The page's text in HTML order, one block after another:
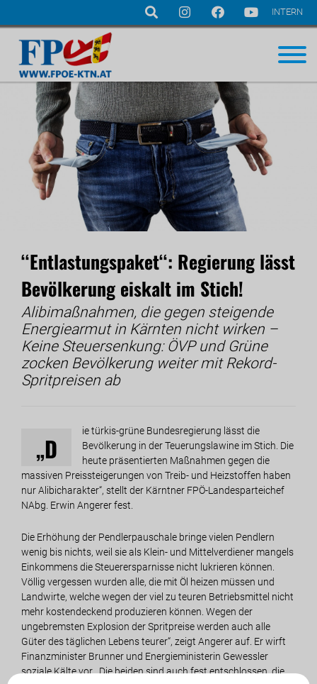
Navigation
überspringen
INTERN
‘‘Entlastungspaket‘‘: Regierung lässt
Bevölkerung eiskalt im Stich!
Alibimaßnahmen, die gegen steigende
Energiearmut in Kärnten nicht wirken –
Keine Steuersenkung: ÖVP und Grüne
zocken Bevölkerung weiter mit Rekord-
Spritpreisen ab
„D
ie türkis-grüne Bundesregierung lässt die
Bevölkerung in der Teuerungslawine im Stich. Die
heute präsentierten Maßnahmen gegen die
massiven Preissteigerungen von Treib- und Heizstoffen haben
nur Alibicharakter“, stellt der Kärntner FPÖ-Landesparteichef
NAbg. Erwin Angerer fest.
Die Erhöhung der Pendlerpauschale bringe vielen Pendlern
wenig bis nichts, weil sie als Klein- und Mittelverdiener mangels
Einkommens die Steuerersparnisse nicht lukrieren können.
Völlig vergessen wurden alle, die mit Öl heizen müssen und
Landwirte, welche wegen der viel zu teuren Betriebsmittel nicht
mehr kostendeckend produzieren können. Wegen der
ungebremsten Explosion der Spritpreise werden auch alle
Güter des täglichen Lebens teurer“, zeigt Angerer auf. Er wirft
Finanzminister Brunner und Energieministerin Gewessler
soziale Kälte vor. „Die beiden sind auch fest entschlossen, die